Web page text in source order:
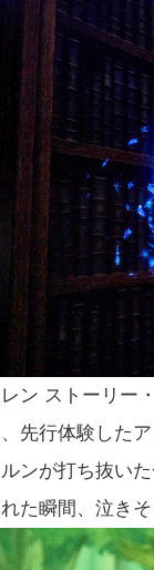
レン ストーリ
先行体験した
ンが打ち抜い
た瞬間、泣き